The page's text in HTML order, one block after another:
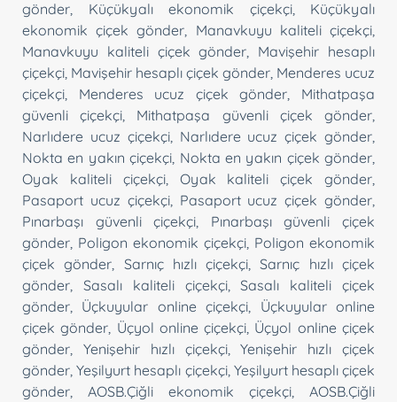
gönder
Küçükyalı ekonomik çiçekçi, Küçükyalı
ekonomik çiçek gönder
Manavkuyu kaliteli çiçekçi
Manavkuyu kaliteli çiçek gönder
Mavişehir hesaplı
çiçekçi Mavişehir hesaplı çiçek gönder Menderes ucuz
çiçekçi
Menderes ucuz çiçek gönder
Mithatpaşa
güvenli çiçekçi
Mithatpaşa güvenli çiçek gönder
Narlıdere ucuz çiçekçi, Narlıdere ucuz çiçek gönder
Nokta en yakın çiçekçi Nokta en yakın çiçek gönder
Oyak kaliteli çiçekçi, Oyak kaliteli çiçek gönder
Pasaport ucuz çiçekçi, Pasaport ucuz çiçek gönder
Pınarbaşı güvenli çiçekçi
Pınarbaşı güvenli çiçek
gönder Poligon ekonomik çiçekçi Poligon ekonomik
çiçek gönder
Sarnıç hızlı çiçekçi ,Sarnıç hızlı çiçek
gönder
Sasalı kaliteli çiçekçi,Sasalı kaliteli çiçek
gönder
Üçkuyular online çiçekçi
Üçkuyular online
çiçek gönder Üçyol online çiçekçi Üçyol online çiçek
gönder
Yenişehir hızlı çiçekçi,Yenişehir hızlı çiçek
gönder ,Yeşilyurt hesaplı çiçekçi, Yeşilyurt hesaplı çiçek
gönder
AOSB.Çiğli ekonomik çiçekçi
AOSB.Çiğli